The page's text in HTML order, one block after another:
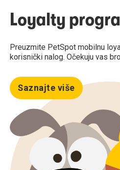
Loyalty
Preuzmite PetSpot mobilnu
korisnički nalog. Očekuju vas
Saznajte više